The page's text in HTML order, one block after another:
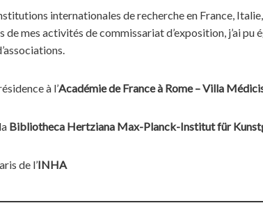
internationales de recherche en France,
mes activités de commissariat d’exposition, j’ai pu
à l’Académie de France à Rome – Villa
Bibliotheca Hertziana Max-Planck-Institut für
de l’INHA